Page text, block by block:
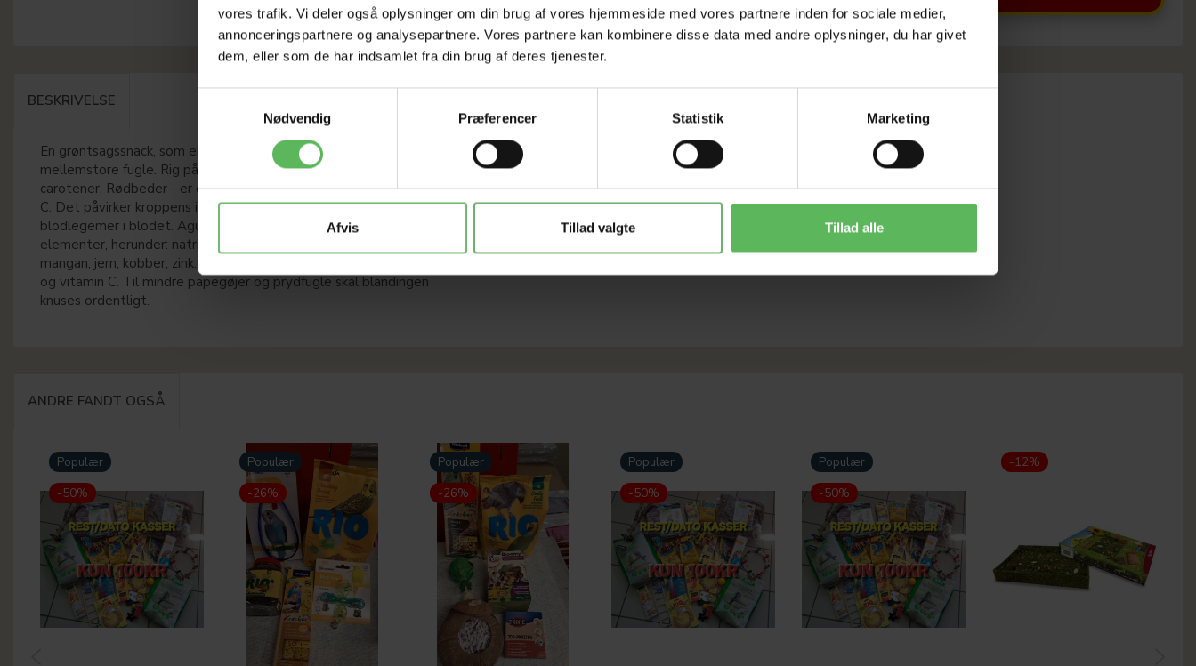
vores trafik. Vi deler også oplysninger om din brug af vores hjemmeside med vores partnere inden for sociale medier,
annonceringspartnere og analysepartnere. Vores partnere kan kombinere disse data med andre oplysninger, du har givet
dem, eller som de har indsamlet fra din brug af deres tjenester.
Nødvendig
Præferencer Statistik Marketing
Afvis Tillad valgte Tillad alle
BESKRIVELSE
En grøntsagssnack, som er en naturlig og sund snack til store og
mellemstore fugle. Rig på råfibre, vitaminer, mineraler og
carotener. Rødbeder - er en kilde til vitaminer fra gruppe B, PP, A,
C. Det påvirker kroppens immunforsvar og øger mængden af røde
blodlegemer i blodet. Agurker er et skatkammer af mange
elementer, herunder: natrium, kalium, magnesium, calcium,
mangan, jern, kobber, zink. Rød peber er en rig kilde til carotener
og vitamin C. Til mindre papegøjer og prydfugle skal blandingen
knuses ordentligt.
ANDRE FANDT OGSÅ
Populær
-50%
Populær
-26%
Populær
-26%
Populær
-50%
Populær
-50%
-12%